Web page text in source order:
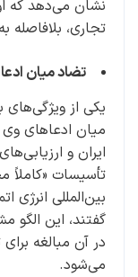
نشان می‌دهد که
تجاری، بلافاصله
تضاد میان
یکی از ویژگی‌های
میان ادعاهای
ایران و
تأسیسات «کاملاً
بین‌المللی
گفتند، این الگو
در آن مبالغه
می‌شود.